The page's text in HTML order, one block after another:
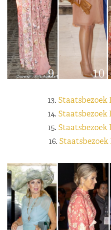
13. Staatsbezoek
14. Staatsbezoek
15. Staatsbezoek
16.